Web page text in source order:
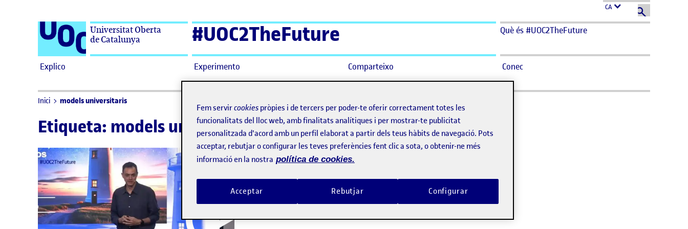
CA
Universitat Oberta
de Catalunya
#UOC2TheFuture Què és #UOC2TheFuture
Explico Experimento Comparteixo Conec
Inici models universitaris
Etiqueta: models universitaris
Fem servircookies pròpies i de tercers per poder-te oferir correctament totes les
funcionalitats del lloc web, amb finalitats analítiques i per mostrar-te publicitat
personalitzada d'acord amb un perfil elaborat a partir dels teus hàbits de navegació. Pots
acceptar, rebutjar o configurar les teves preferències fent clic a sota, o obtenir-ne més
informació en la nostra política de cookies.
Rebutjar
Acceptar Configurar